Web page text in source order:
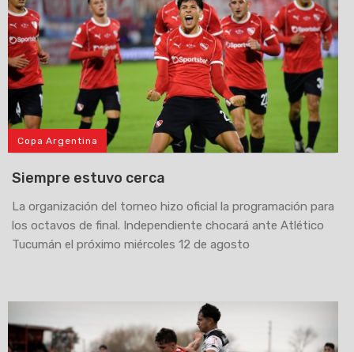
Copa Argentina
Siempre estuvo cerca
La organización del torneo hizo oficial la programación para
los octavos de final. Independiente chocará ante Atlético
Tucumán el próximo miércoles 12 de agosto